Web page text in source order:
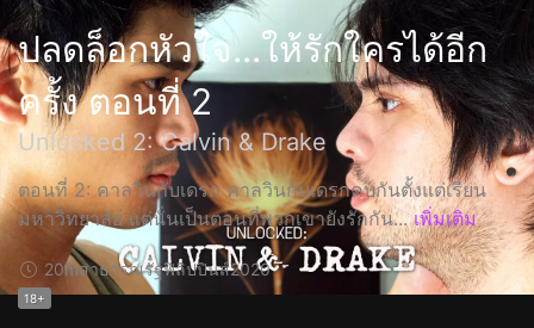
ปลดล็อกหัวใจ...ให้รักใครได้อีก
ครั้ง ตอนที่ 2
Unlocked 2: Calvin & Drake
ตอนที่ 2: คาลวินกับเดรก คาลวินกับเดรกคบกันตั้งแต่เรียน
มหาวิทยาลัย แต่นั่นเป็นตอนที่พวกเขายังรักกัน... เพิ่มเติม
20mสาธารณรัฐฟิลิปปินส์2020
18+